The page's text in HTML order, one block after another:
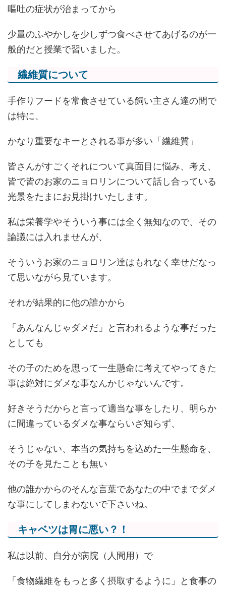
嘔吐の症状が治まってから
少量のふやかしを少しずつ食べさせてあげるのが一
般的だと授業で習いました。
繊維質について
手作りフードを常食させている飼い主さん達の間で
は特に、
かなり重要なキーとされる事が多い「繊維質」
皆さんがすごくそれについて真面目に悩み、考え、
皆で皆のお家のニョロリンについて話し合っている
光景をたまにお見掛けいたします。
私は栄養学やそういう事には全く無知なので、その
論議には入れませんが、
そういうお家のニョロリン達はもれなく幸せだなっ
て思いながら見ています。
それが結果的に他の誰かから
「あんなんじゃダメだ」と言われるような事だった
としても
その子のためを思って一生懸命に考えてやってきた
事は絶対にダメな事なんかじゃないんです。
好きそうだからと言って適当な事をしたり、明らか
に間違っているダメな事ならいざ知らず、
そうじゃない、本当の気持ちを込めた一生懸命を、
その子を見たことも無い
他の誰かからのそんな言葉であなたの中でまでダメ
な事にしてしまわないで下さいね。
キャベツは胃に悪い？！
私は以前、自分が病院（人間用）で
「食物繊維をもっと多く摂取するように」と食事の